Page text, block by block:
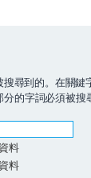
尋到的。在關鍵
的字詞必須被搜
料
料